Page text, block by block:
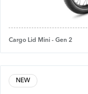
Cargo Lid Mini - Gen 2
NEW